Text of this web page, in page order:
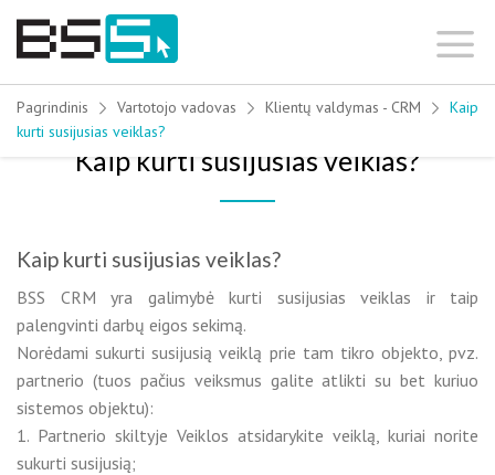
Skip
Pagrindinis Vartotojo vadovas Klientų valdymas - CRM
Kaip
kurti susijusias veiklas?
Kaip kurti susijusias veiklas?
Kaip kurti susijusias veiklas?
BSS CRM yra galimybė kurti susijusias veiklas ir taip
palengvinti darbų eigos sekimą.
Norėdami sukurti susijusią veiklą prie tam tikro objekto, pvz.
partnerio (tuos pačius veiksmus galite atlikti su bet kuriuo
sistemos objektu):
1. Partnerio skiltyje Veiklos atsidarykite veiklą, kuriai norite
sukurti susijusią;